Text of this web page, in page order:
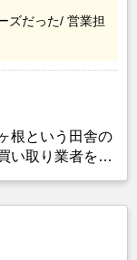
ズだった/ 営業担
根という田舎の
い取り業者をみ
いと考えて売却